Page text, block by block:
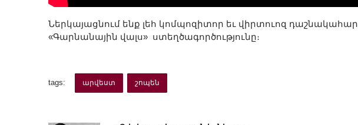
Ներկայացնում ենք լեհ կոմպոզիտոր եւ վիրտուոզ դաշնակահար
«Գարնանային վալս» ստեղծագործությունը։
tags: արվեստ շոպեն